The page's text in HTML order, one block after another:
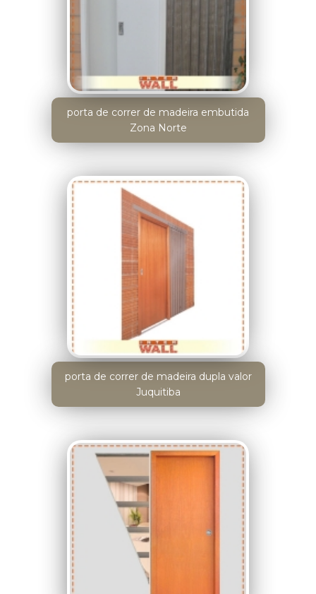
porta de correr de madeira embutida
Zona Norte
porta de correr de madeira dupla valor
Juquitiba